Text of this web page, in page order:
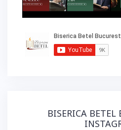
BISERICA BETEL